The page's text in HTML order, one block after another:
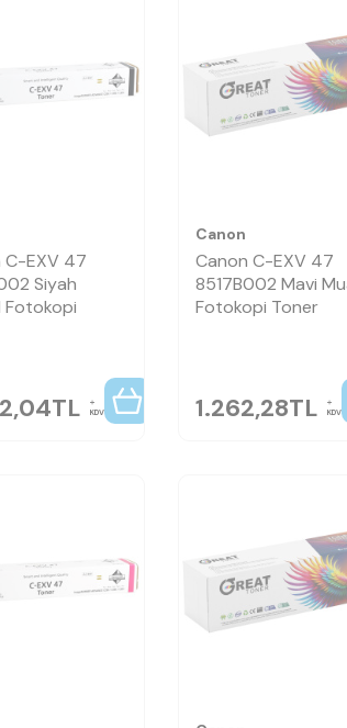
C-EXV 47
Siyah
Fotokopi
TL KDV
Canon
Canon C-EXV 47
8517B002 Mavi
Fotokopi Toner
1.262,28TL KDV